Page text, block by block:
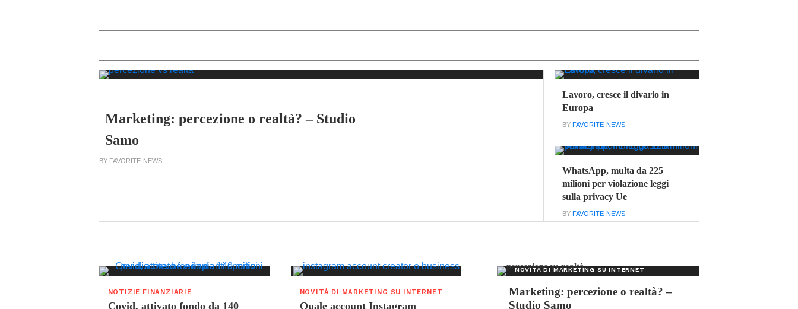
Marketing: percezione o realtà? – Studio
Samo
BY FAVORITE-NEWS
Lavoro, cresce il divario in
Europa
BYFAVORITE-NEWS
WhatsApp, multa da 225
milioni per violazione leggi
sulla privacy Ue
BYFAVORITE-NEWS
NOTIZIE FINANZIARIE
Covid, attivato fondo da 140
NOVITÀ DI MARKETING SU INTERNET
Quale account Instagram
NOVITÀ DI MARKETING SU INTERNET
Marketing: percezione o realtà? –
Studio Samo